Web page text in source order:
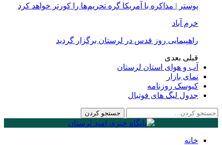
پوستر | مذاکره با آمریکا گره تحریم‌ها را کورتر خواهد کرد
خرم آباد
راهپیمایی روز قدس در لرستان برگزار گردید
قبلی بعدی
آب و هوای استان لرستان
نمای بازار
کیوسک روزنامه
جدول لیگ های فوتبال
خانه